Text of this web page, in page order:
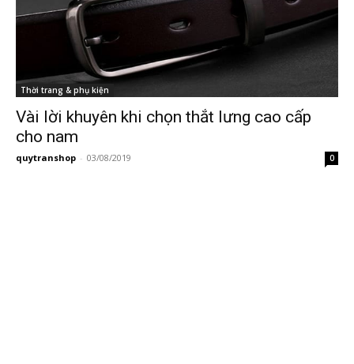
Thời trang & phụ kiện
Vài lời khuyên khi chọn thắt lưng cao cấp
cho nam
quytranshop - 03/08/2019 0